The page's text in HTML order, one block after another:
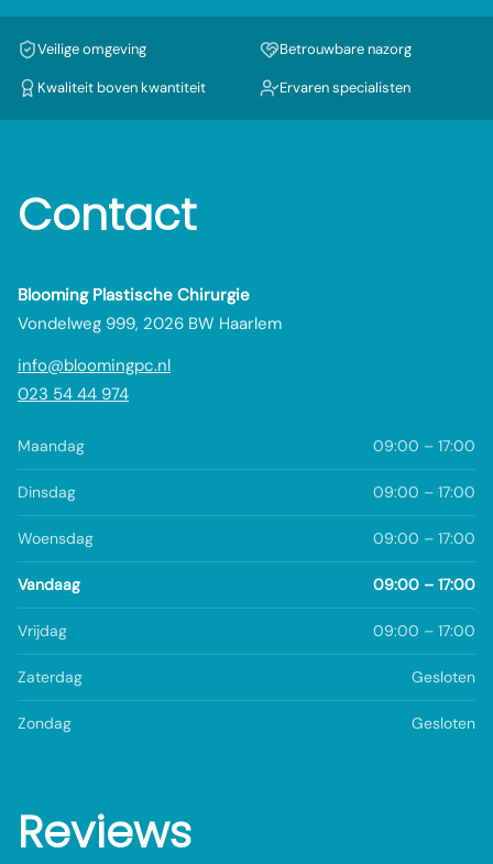
Veilige omgeving Betrouwbare nazorg
Kwaliteit boven kwantiteit Ervaren specialisten
Contact
Blooming Plastische Chirurgie
Vondelweg 999, 2026 BW Haarlem
info@bloomingpc.nl
023 54 44 974
Maandag 09:00 – 17:00
Dinsdag 09:00 – 17:00
Woensdag 09:00 – 17:00
Vandaag 09:00 – 17:00
Vrijdag 09:00 – 17:00
Zaterdag Gesloten
Zondag Gesloten
Reviews